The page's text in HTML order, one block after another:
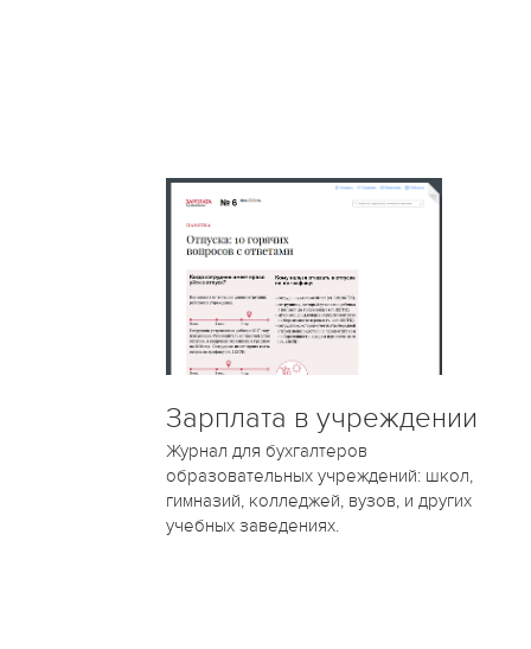
Зарплата в учреждении
Журнал для бухгалтеров
образовательных учреждений: школ,
гимназий, колледжей, вузов, и других
учебных заведениях.